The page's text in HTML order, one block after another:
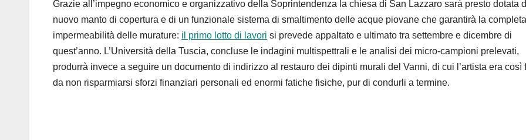
Grazie all’impegno economico e organizzativo della Soprintendenza la chiesa di San Lazzaro sarà presto dotata
nuovo manto di copertura e di un funzionale sistema di smaltimento delle acque piovane che garantirà la completa
impermeabilità delle murature: il primo lotto di lavori si prevede appaltato e ultimato tra settembre e dicembre di
quest’anno. L’Università della Tuscia, concluse le indagini multispettrali e le analisi dei micro-campioni prelevati,
produrrà invece a seguire un documento di indirizzo al restauro dei dipinti murali del Vanni, di cui l’artista era così
da non risparmiarsi sforzi finanziari personali ed enormi fatiche fisiche, pur di condurli a termine.